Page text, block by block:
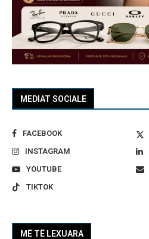
MEDIAT SOCIALE
FACEBOOK
INSTAGRAM
YOUTUBE
TIKTOK
MË TË LEXUARA